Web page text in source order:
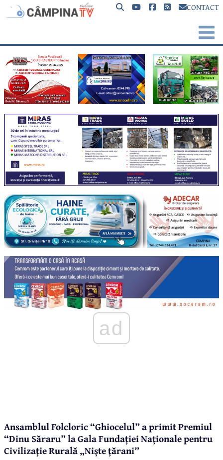
CONTACT
ad
Ansamblul Folcloric “Ghiocelul” a primit Premiul
“Dinu Săraru” la Gala Fundației Naționale pentru
Civilizație Rurală „Niște țărani”